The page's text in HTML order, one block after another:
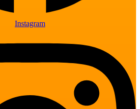
Instagram